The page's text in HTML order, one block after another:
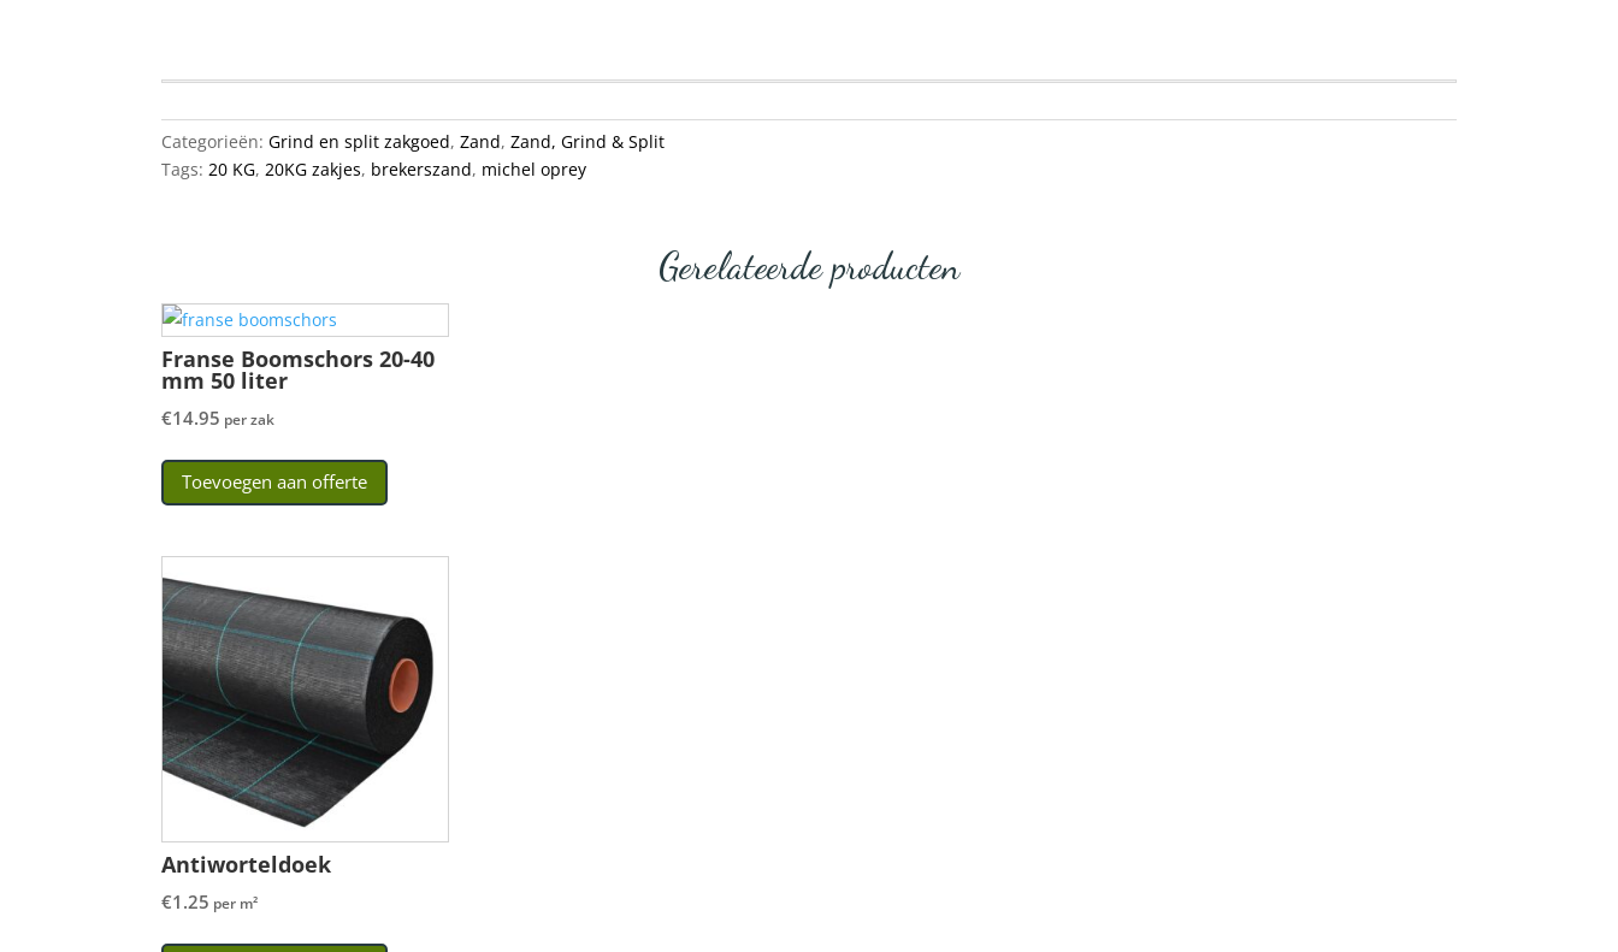
Categorieën:Grind en split zakgoed,Zand,Zand, Grind & Split
Tags:20 KG,20KG zakjes, brekerszand, michel oprey
Gerelateerde producten
Franse Boomschors 20-40
mm 50 liter
€14.95 per zak
Toevoegen aan offerte
Antiworteldoek
€1.25 per m²